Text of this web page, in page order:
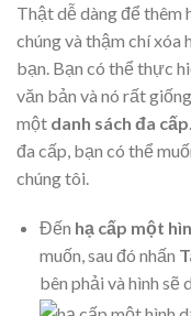
Thật dễ dàng để thêm
chúng và thậm chí xóa
bạn. Bạn có thể thực
văn bản và nó rất
một danh sách đa cấp
đa cấp, bạn có thể
chúng tôi.
Đến hạ cấp một
muốn, sau đó nhấn
bên phải và hình sẽ